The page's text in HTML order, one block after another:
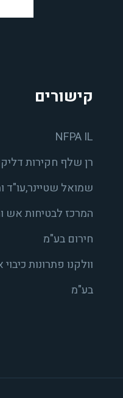
קישורים
NFPA IL
רן שלף חקירות
שמואל שטיינר,עו"ד
המרכז לבטיחות אש
חירום בע"מ
וולקנו פתרונות
בע"מ